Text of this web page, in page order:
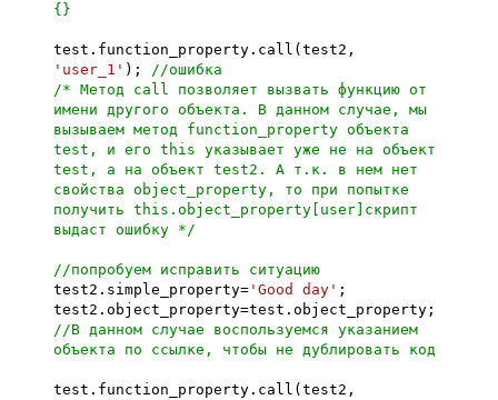
{}
test.function_property.call(test2,
'user_1' ); //ошибка
/* Метод call позволяет вызвать функцию от
имени другого объекта. В данном случае, мы
вызываем метод function_property объекта
test, и его this указывает уже не на объект
test, а на объект test2. А т.к. в нем нет
свойства object_property, то при попытке
получить this.object_property[user]скрипт
выдаст ошибку */
//попробуем исправить ситуацию
test2.simple_property= 'Good day' ;
test2.object_property=test.object_property;
//В данном случае воспользуемся указанием
объекта по ссылке, чтобы не дублировать код
test.function_property.call(test2,